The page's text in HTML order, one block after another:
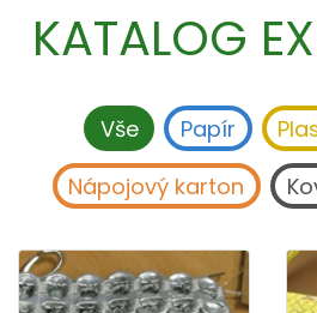
KATALOG
Vše Papír
Nápojový karton